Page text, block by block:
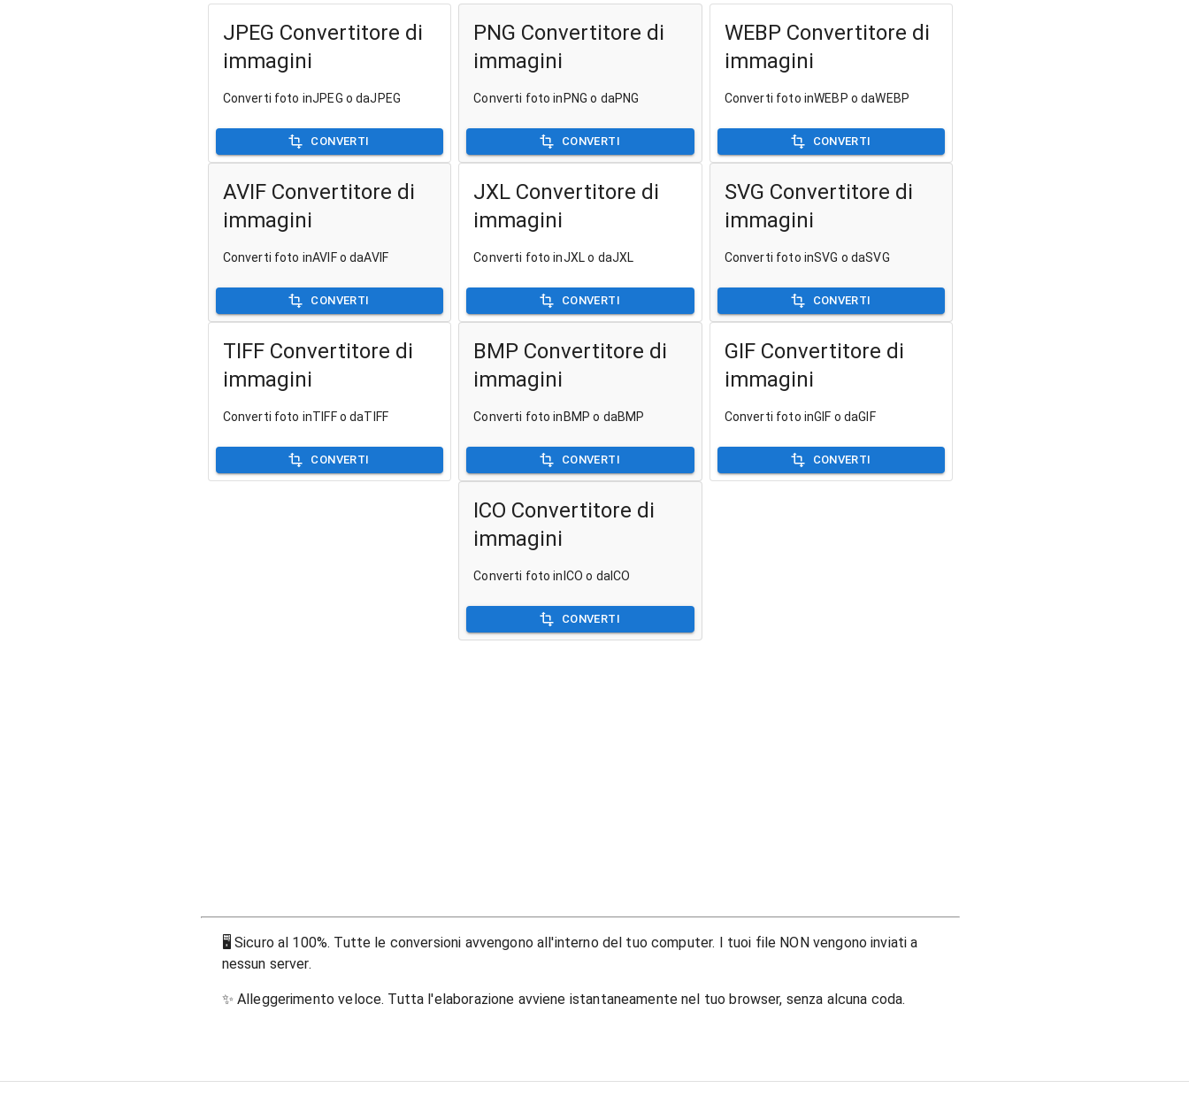
JPEG Convertitore di
immagini
Converti foto inJPEG o daJPEG
CONVERTI
PNG Convertitore di
immagini
Converti foto inPNG o daPNG
CONVERTI
WEBP Convertitore di
immagini
Converti foto inWEBP o daWEBP
CONVERTI
AVIF Convertitore di
immagini
Converti foto inAVIF o daAVIF
CONVERTI
JXL Convertitore di
immagini
Converti foto inJXL o daJXL
CONVERTI
SVG Convertitore di
immagini
Converti foto inSVG o daSVG
CONVERTI
TIFF Convertitore di
immagini
Converti foto inTIFF o daTIFF
CONVERTI
BMP Convertitore di
immagini
Converti foto inBMP o daBMP
CONVERTI
GIF Convertitore di
immagini
Converti foto inGIF o daGIF
CONVERTI
ICO Convertitore di
immagini
Converti foto inICO o daICO
CONVERTI
🖥 Sicuro al 100%. Tutte le conversioni avvengono all'interno del tuo computer. I tuoi file NON vengono inviati a
nessun server.
✨ Alleggerimento veloce. Tutta l'elaborazione avviene istantaneamente nel tuo browser, senza alcuna coda.